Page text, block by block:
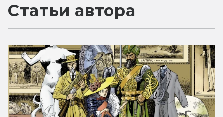
Статьи автора